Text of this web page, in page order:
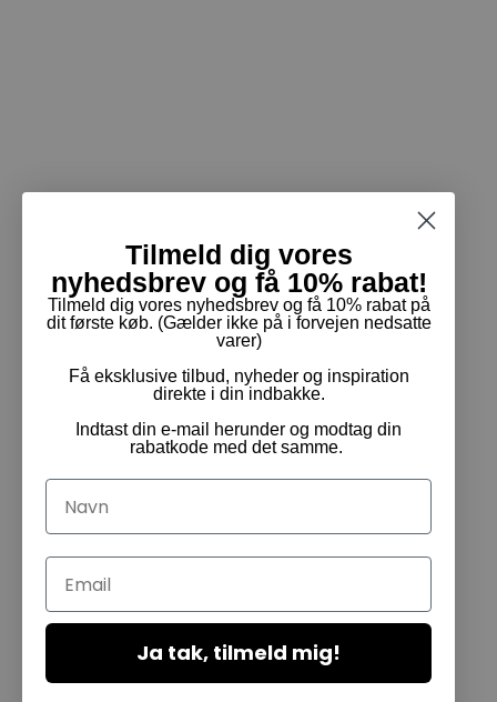
Tilmeld dig vores
nyhedsbrev og få 10% rabat!
Tilmeld dig vores nyhedsbrev og få 10% rabat på
dit første køb. (Gælder ikke på i forvejen nedsatte
varer)
Få eksklusive tilbud, nyheder og inspiration
direkte i din indbakke.
Indtast din e-mail herunder og modtag din
rabatkode med det samme.
Navn
Email
Ja tak, tilmeld mig!